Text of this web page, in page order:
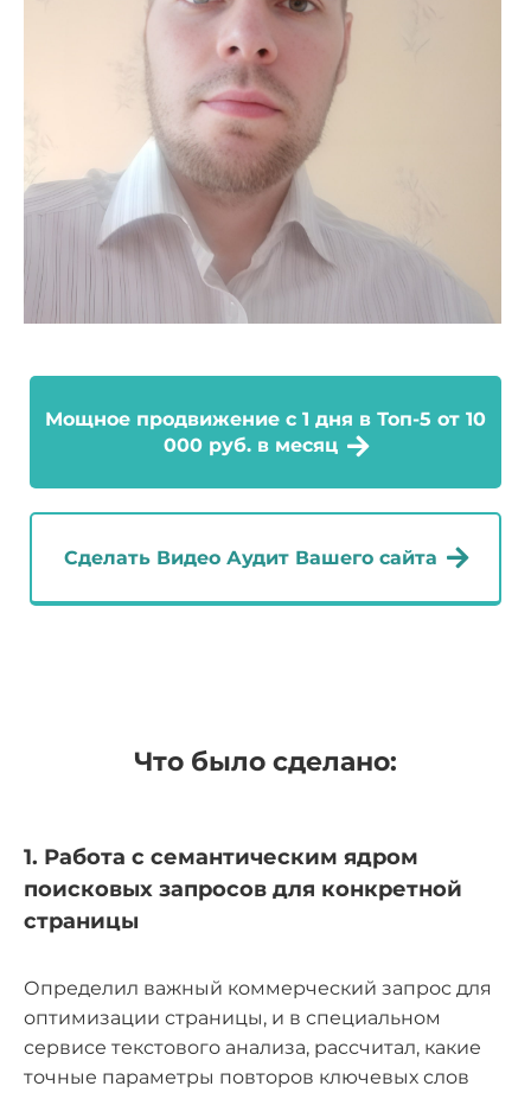
Мощное продвижение с 1 дня в Топ-5 от 10
000 руб. в месяц
Сделать Видео Аудит Вашего сайта
Что было сделано:
1. Работа с семантическим ядром
поисковых запросов для конкретной
страницы
Определил важный коммерческий запрос для
оптимизации страницы, и в специальном
сервисе текстового анализа, рассчитал, какие
точные параметры повторов ключевых слов